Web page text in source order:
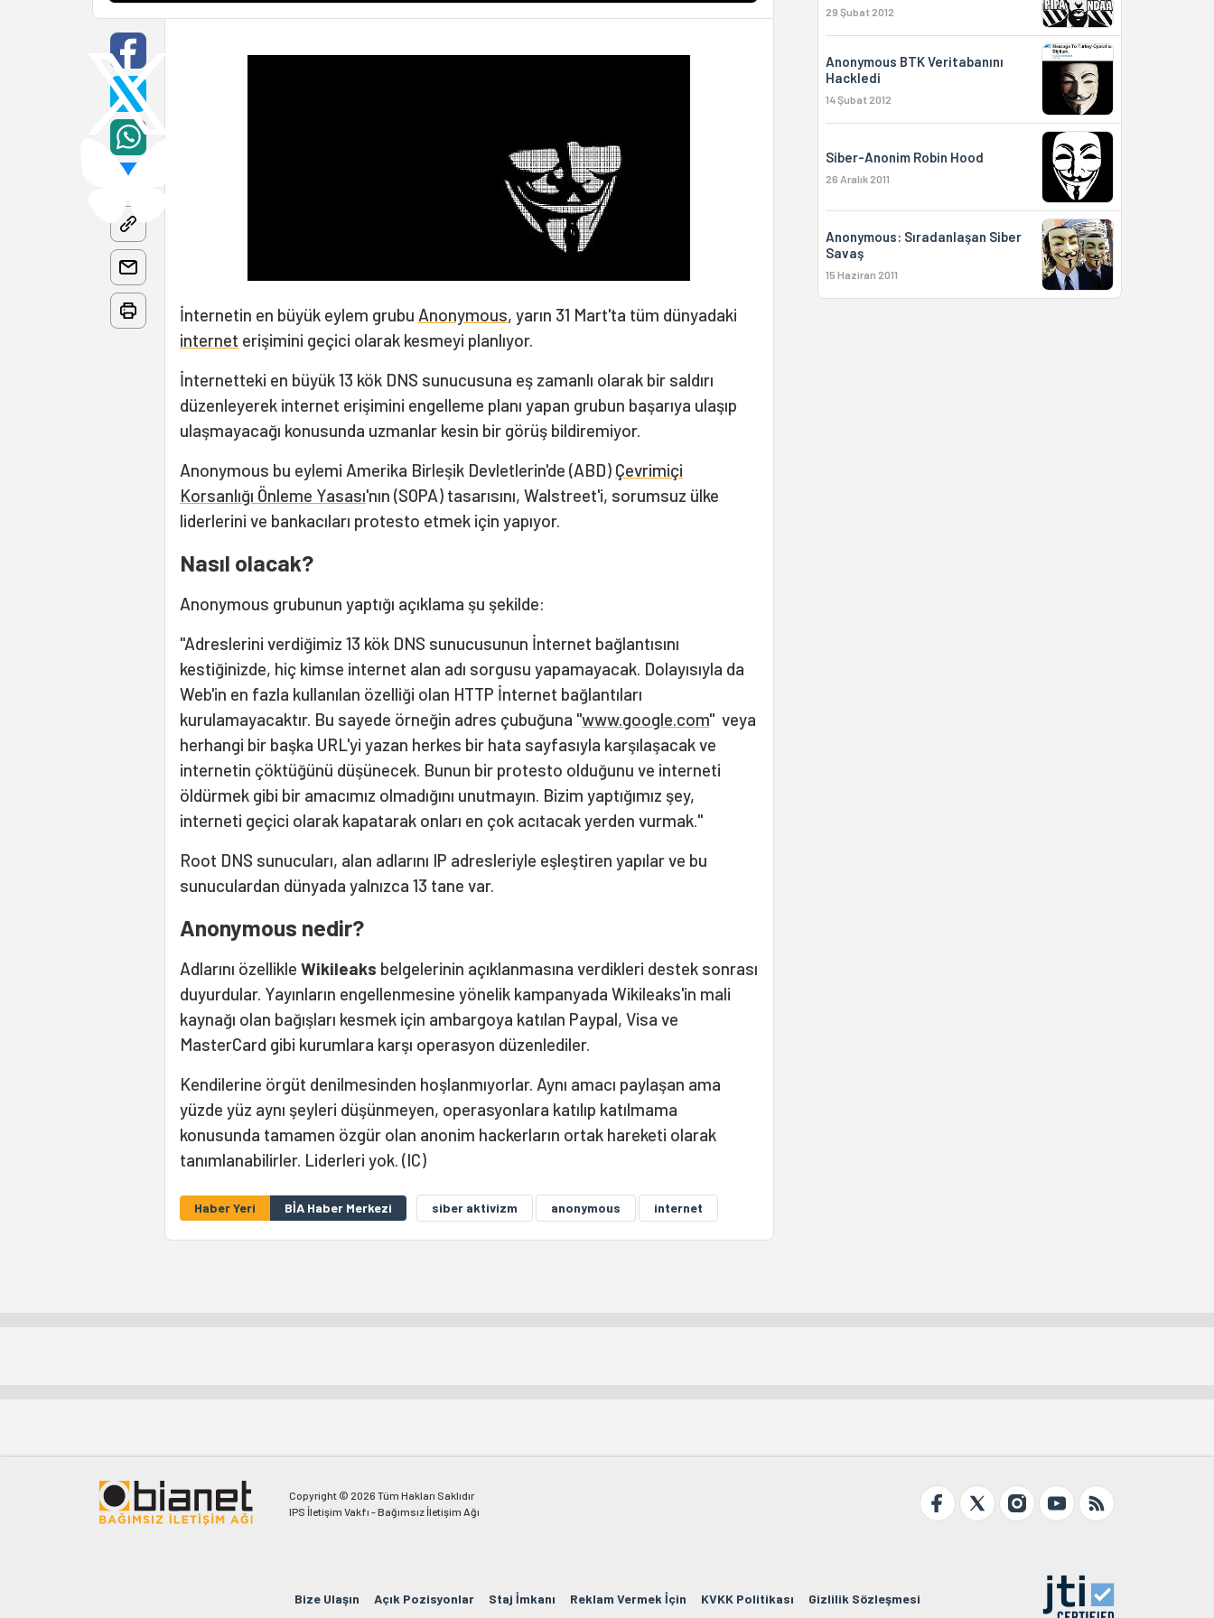
İnternetin en büyük eylem grubu Anonymous, yarın 31 Mart'ta tüm dünyadaki
internet erişimini geçici olarak kesmeyi planlıyor.
İnternetteki en büyük 13 kök DNS sunucusuna eş zamanlı olarak bir saldırı
düzenleyerek internet erişimini engelleme planı yapan grubun başarıya ulaşıp
ulaşmayacağı konusunda uzmanlar kesin bir görüş bildiremiyor.
Anonymous bu eylemi Amerika Birleşik Devletlerin'de (ABD) Çevrimiçi
Korsanlığı Önleme Yasası'nın (SOPA) tasarısını, Walstreet'i, sorumsuz ülke
liderlerini ve bankacıları protesto etmek için yapıyor.
Nasıl olacak?
Anonymous grubunun yaptığı açıklama şu şekilde:
"Adreslerini verdiğimiz 13 kök DNS sunucusunun İnternet bağlantısını
kestiğinizde, hiç kimse internet alan adı sorgusu yapamayacak. Dolayısıyla da
Web'in en fazla kullanılan özelliği olan HTTP İnternet bağlantıları
kurulamayacaktır. Bu sayede örneğin adres çubuğuna "www.google.com" veya
herhangi bir başka URL'yi yazan herkes bir hata sayfasıyla karşılaşacak ve
internetin çöktüğünü düşünecek. Bunun bir protesto olduğunu ve interneti
öldürmek gibi bir amacımız olmadığını unutmayın. Bizim yaptığımız şey,
interneti geçici olarak kapatarak onları en çok acıtacak yerden vurmak."
Root DNS sunucuları, alan adlarını IP adresleriyle eşleştiren yapılar ve bu
sunuculardan dünyada yalnızca 13 tane var.
Anonymous nedir?
Adlarını özellikle Wikileaks belgelerinin açıklanmasına verdikleri destek sonrası
duyurdular. Yayınların engellenmesine yönelik kampanyada Wikileaks'in mali
kaynağı olan bağışları kesmek için ambargoya katılan Paypal, Visa ve
MasterCard gibi kurumlara karşı operasyon düzenlediler.
Kendilerine örgüt denilmesinden hoşlanmıyorlar. Aynı amacı paylaşan ama
yüzde yüz aynı şeyleri düşünmeyen, operasyonlara katılıp katılmama
konusunda tamamen özgür olan anonim hackerların ortak hareketi olarak
tanımlanabilirler. Liderleri yok. (IC)
Haber Yeri BİA Haber Merkezi siber aktivizm anonymous internet
29 Şubat 2012
Anonymous BTK Veritabanını
Hackledi
14 Şubat 2012
Siber-Anonim Robin Hood
26 Aralık 2011
Anonymous: Sıradanlaşan Siber
Savaş
15 Haziran 2011
Copyright © 2026 Tüm Hakları Saklıdır
IPS İletişim Vakfı - Bağımsız İletişim Ağı
Bize Ulaşın Açık Pozisyonlar Staj İmkanı Reklam Vermek İçin KVKK Politikası Gizlilik Sözleşmesi